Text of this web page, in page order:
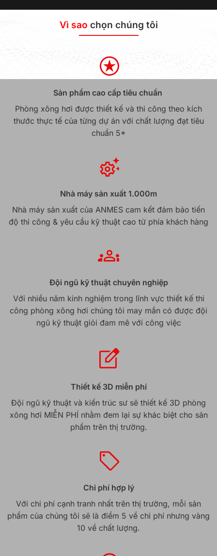
Vì sao chọn chúng tôi
Sản phẩm cao cấp tiêu chuẩn
Phòng xông hơi được thiết kế và thi công theo kích
thước thực tế của từng dự án với chất lượng đạt tiêu
chuẩn 5*
Nhà máy sản xuất 1.000m
Nhà máy sản xuất của ANMES cam kết đảm bảo tiến
độ thi công & yêu cầu kỹ thuật cao từ phía khách hàng
Đội ngũ kỹ thuật chuyên nghiệp
Với nhiều năm kinh nghiệm trong lĩnh vực thiết kế thi
công phòng xông hơi chúng tôi may mắn có được đội
ngũ kỹ thuật giỏi đam mê với công việc
Thiết kế 3D miễn phí
Đội ngũ kỹ thuật và kiến trúc sư sẽ thiết kế 3D phòng
xông hơi MIỄN PHÍ nhằm đem lại sự khác biệt cho sản
phẩm trên thị trường.
Chi phí hợp lý
Với chi phí cạnh tranh nhất trên thị trường, mỗi sản
phẩm của chúng tôi sẽ là điểm 5 về chi phí nhưng vàng
10 về chất lượng.